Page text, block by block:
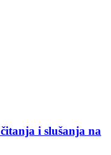
i slušanja na